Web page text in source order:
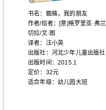
书名：蜘蛛，我的朋友
作者/绘者：[意]格罗里亚·弗兰
切拉/文·图
译者：汪小英
出版社：河北少年儿童出版社
出版时间：2015.1
定价：32元
适合年级：幼儿园大班